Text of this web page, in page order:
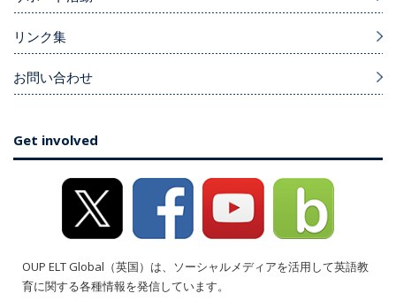
リンク集
お問い合わせ
Get involved
OUP ELT Global（英国）は、ソーシャルメディアを活用して英語教
育に関する各種情報を発信しています。